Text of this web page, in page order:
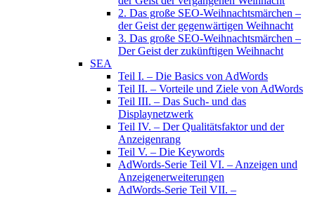
2. Das große SEO-Weihnachtsmärchen –
der Geist der gegenwärtigen Weihnacht
3. Das große SEO-Weihnachtsmärchen –
Der Geist der zukünftigen Weihnacht
SEA
Teil I. – Die Basics von AdWords
Teil II. – Vorteile und Ziele von AdWords
Teil III. – Das Such- und das
Displaynetzwerk
Teil IV. – Der Qualitätsfaktor und der
Anzeigenrang
Teil V. – Die Keywords
AdWords-Serie Teil VI. – Anzeigen und
Anzeigenerweiterungen
AdWords-Serie Teil VII. –